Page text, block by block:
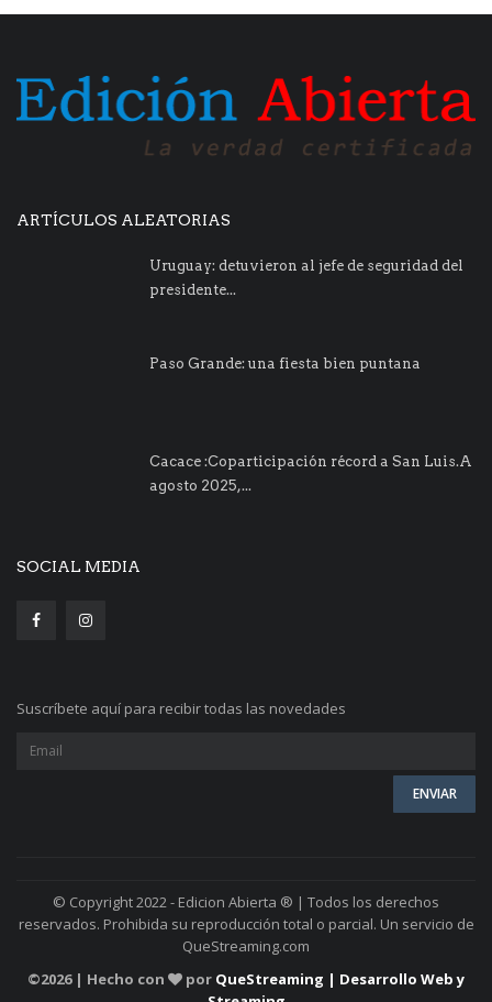
ARTÍCULOS ALEATORIAS
Uruguay: detuvieron al jefe de seguridad del
presidente...
Paso Grande: una fiesta bien puntana
Cacace :Coparticipación récord a San Luis.A
agosto 2025,...
SOCIAL MEDIA
Suscríbete aquí para recibir todas las novedades
© Copyright 2022 - Edicion Abierta ® | Todos los derechos
reservados. Prohibida su reproducción total o parcial. Un servicio de
QueStreaming.com
©2026 | Hecho con por QueStreaming | Desarrollo Web y